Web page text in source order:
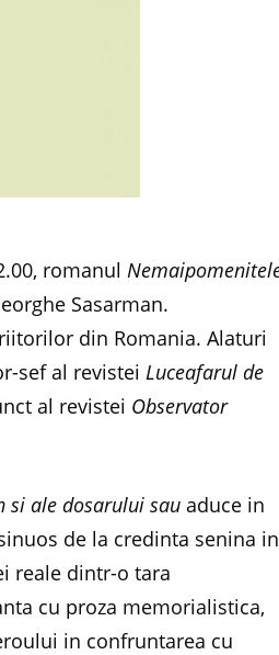
romanul
Sasarman.
din Romania. Alaturi
sef al revisteiLuceafarul de
al revistei Observator
si ale dosarului sau aduce in
de la credinta senina in
reale dintr-o tara
cu proza memorialistica,
in confruntarea cu